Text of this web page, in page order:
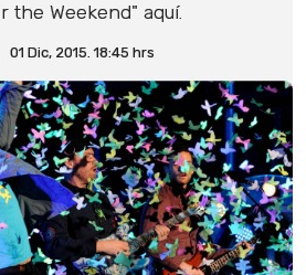
the Weekend" aquí.
01 Dic, 2015. 18:45 hrs